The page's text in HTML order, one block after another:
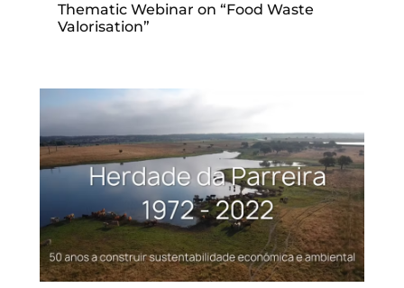
Thematic Webinar on “Food Waste
Valorisation”